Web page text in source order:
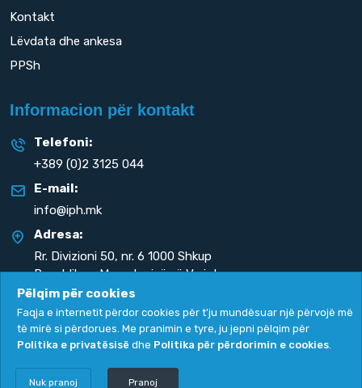
Kontakt
Lëvdata dhe ankesa
PPSh
Informacion për kontakt
Telefoni:
+389 (0)2 3125 044
E-mail:
info@iph.mk
Adresa:
Rr. Divizioni 50, nr. 6 1000 Shkup
Republika e Maqedonisë së Veriut
Politika e privatësisë Politika për përdorimin e cookies
Copyright 2026. All rights reserved by
Pëlqim për cookies
Faqja e internetit përdor cookies për t'ju mundësuar një përvojë më
të mirë si përdorues. Me pranimin e tyre, ju jepni pëlqim për
Politika e privatësisë dhe Politika për përdorimin e cookies.
Nuk pranoj Pranoj